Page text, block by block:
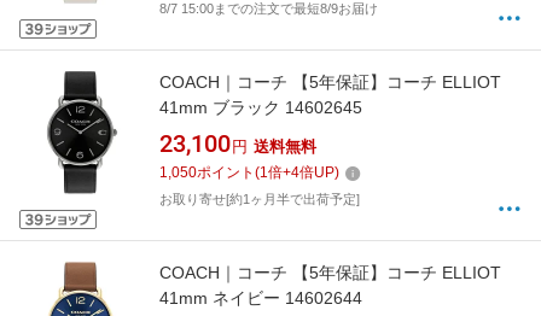
8/7 15:00までの注文で最短8/9お届け
COACH｜コーチ 【5年保証】コーチ ELLIOT
41mm ブラック 14602645
23,100 円 送料無料
1,050ポイント (1倍+4倍UP)
お取り寄せ[約1ヶ月半で出荷予定]
COACH｜コーチ 【5年保証】コーチ ELLIOT
41mm ネイビー 14602644